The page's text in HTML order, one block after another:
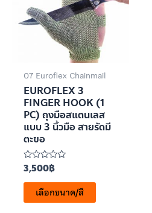
07 Euroflex Chainmail
EUROFLEX 3
FINGER HOOK (1
PC) ถุงมือสแตนเลส
แบบ 3 นิ้วมือ สายรัดมี
ตะขอ
ให้
คะแนน
0
ตั้งแต่
5
3,500฿
เลือกขนาด/สี